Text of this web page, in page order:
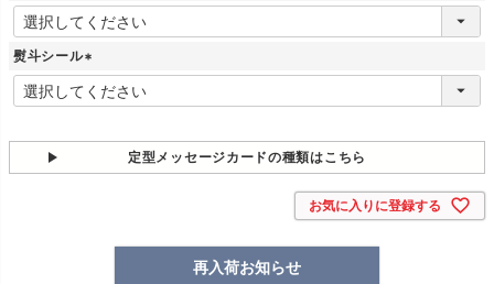
(
必
熨斗シール
(
必
)
定型メッセージカードの種類はこちら
お気に入りに登録する
再入荷お知らせ